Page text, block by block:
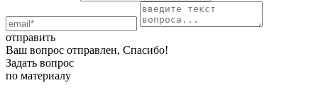
отправить
Ваш вопрос отправлен, Спасибо!
Задать вопрос
по материалу